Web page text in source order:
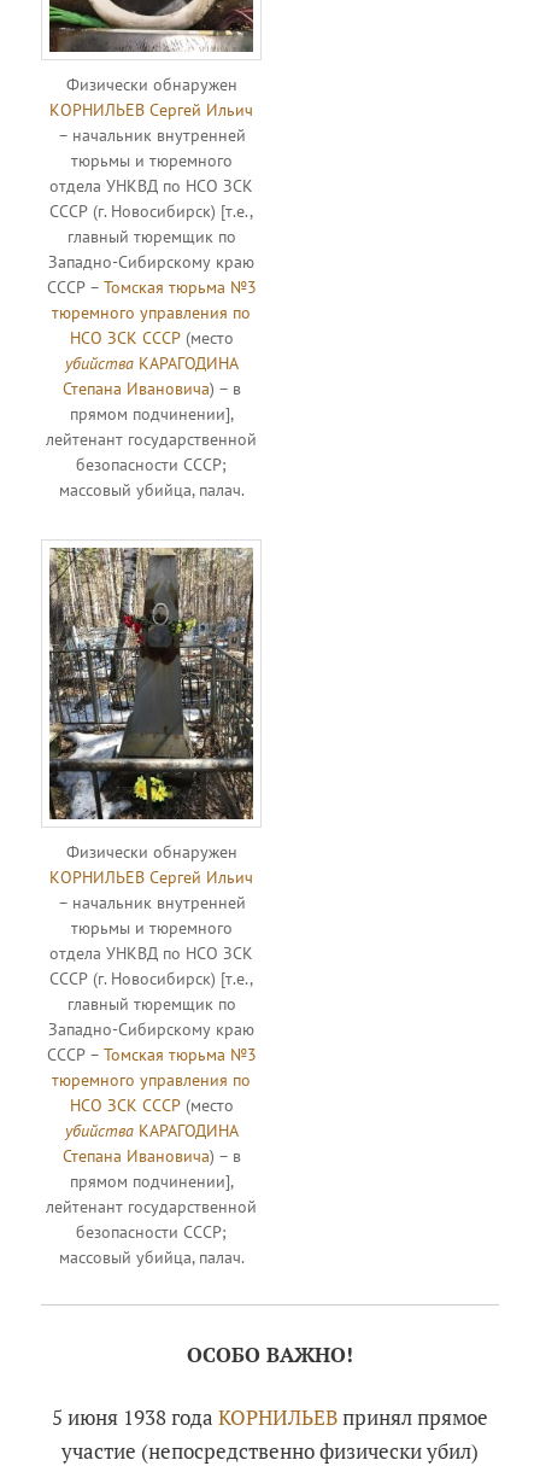
Физически обнаружен
КОРНИЛЬЕВ Сергей Ильич
– начальник внутренней
тюрьмы и тюремного
отдела УНКВД по НСО ЗСК
СССР (г. Новосибирск) [т.е.,
главный тюремщик по
Западно-Сибирскому краю
СССР – Томская тюрьма №3
тюремного управления по
НСО ЗСК СССР(место
убийства КАРАГОДИНА
Степана Ивановича) – в
прямом подчинении],
лейтенант государственной
безопасности СССР;
массовый убийца, палач.
Физически обнаружен
КОРНИЛЬЕВ Сергей Ильич
– начальник внутренней
тюрьмы и тюремного
отдела УНКВД по НСО ЗСК
СССР (г. Новосибирск) [т.е.,
главный тюремщик по
Западно-Сибирскому краю
СССР – Томская тюрьма №3
тюремного управления по
НСО ЗСК СССР(место
убийства КАРАГОДИНА
Степана Ивановича) – в
прямом подчинении],
лейтенант государственной
безопасности СССР;
массовый убийца, палач.
ОСОБО ВАЖНО!
5 июня 1938 года КОРНИЛЬЕВпринял прямое
участие (непосредственно физически убил)